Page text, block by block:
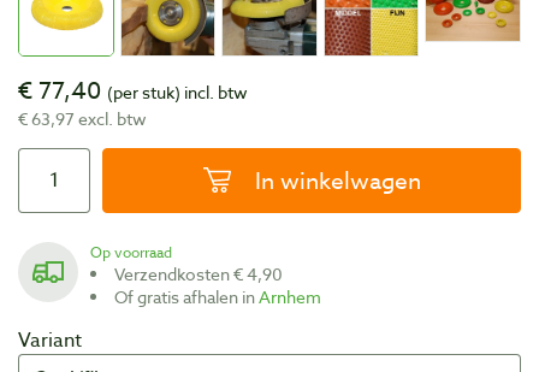
€ 77,40 (per stuk) incl. btw
€ 63,97 excl. btw
In winkelwagen
Op voorraad
Verzendkosten € 4,90
Of gratis afhalen inArnhem
Variant